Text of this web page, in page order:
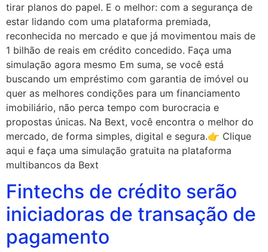
tirar planos do papel. E o melhor: com a segurança de
estar lidando com uma plataforma premiada,
reconhecida no mercado e que já movimentou mais de
1 bilhão de reais em crédito concedido. Faça uma
simulação agora mesmo Em suma, se você está
buscando um empréstimo com garantia de imóvel ou
quer as melhores condições para um financiamento
imobiliário, não perca tempo com burocracia e
propostas únicas. Na Bext, você encontra o melhor do
mercado, de forma simples, digital e segura.👉 Clique
aqui e faça uma simulação gratuita na plataforma
multibancos da Bext
Fintechs de crédito serão
iniciadoras de transação de
pagamento